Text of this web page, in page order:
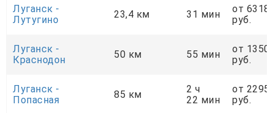
Луганск -
Лутугино
23,4 км 31 мин
от 6318
руб.
Луганск -
Краснодон
50 км 55 мин
от 1350
руб.
Луганск -
Попасная
85 км
2 ч
22 мин
от 2295
руб.